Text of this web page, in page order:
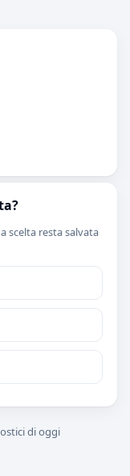
scelta resta salvata
di oggi